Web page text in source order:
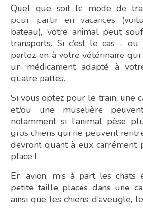
Quel que soit le mode de
pour partir en vacances
bateau), votre animal peut
transports. Si c’est le cas -
parlez-en à votre vétérinaire
un médicament adapté à
quatre pattes.
Si vous optez pour le train, une
et/ou une muselière
notamment si l’animal pèse
gros chiens qui ne peuvent
devront quant à eux carrément
place !
En avion, mis à part les chats
petite taille placés dans une
ainsi que les chiens d’aveugle,